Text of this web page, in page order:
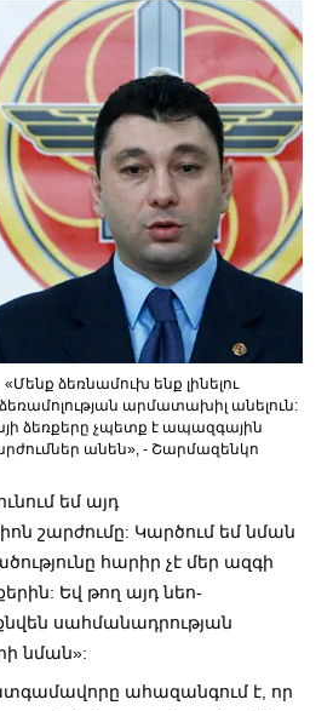
«Մենք ձեռնամուխ ենք լինելու
արմատախիլ անելուն:
ձեռքերը չպետք է ապազգային
անեն», - Շարմազենկո
եմ այդ
շարժումը: Կարծում եմ նման
հարիր չէ մեր ազգի
Եվ թող այդ նեո-
սահմանադրության
նման»:
ահազանգում է, որ